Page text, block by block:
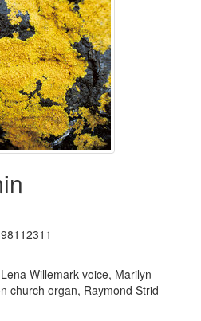
Willemark voice, Marilyn
church organ, Raymond Strid